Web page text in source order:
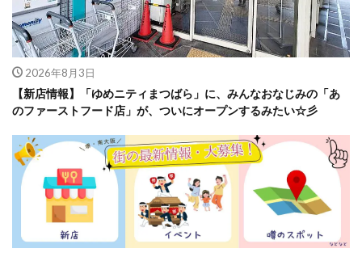
2026年8月3日
【新店情報】「ゆめニティまつばら」に、みんなおなじみの「あ
のファーストフード店」が、ついにオープンするみたい☆彡